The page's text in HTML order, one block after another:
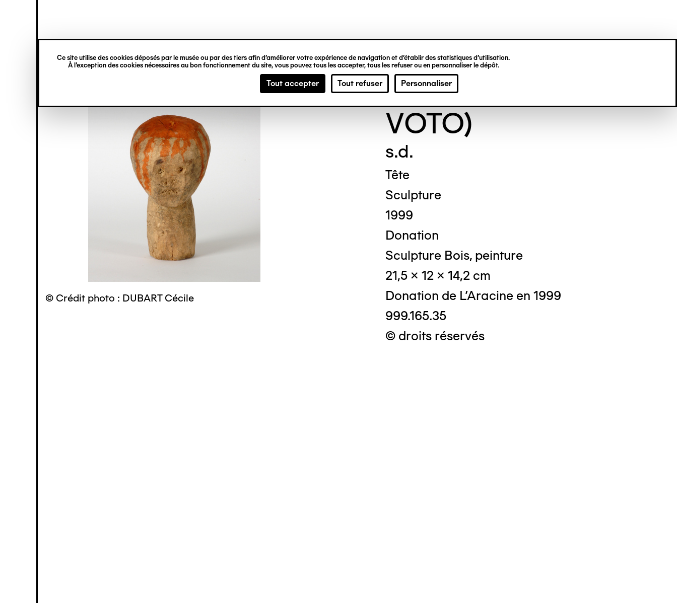
Ce site utilise des cookies déposés par le musée ou par des tiers afin d’améliorer votre expérience de navigation et d’établir des statistiques d’utilisation.
À l’exception des cookies nécessaires au bon fonctionnement du site, vous pouvez tous les accepter, tous les refuser ou en personnaliser le dépôt.
Tout accepter Tout refuser Personnaliser
principal
verticale
© Crédit photo : DUBART Cécile
ANONYME (DIT EX-
VOTO)
s.d.
Tête
Sculpture
1999
Donation
Sculpture Bois, peinture
21,5 x 12 x 14,2 cm
Donation de L'Aracine en 1999
999.165.35
© droits réservés